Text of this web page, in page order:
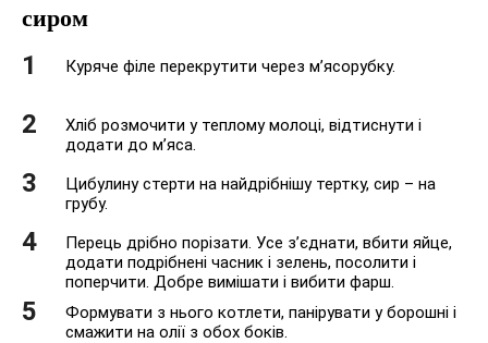
сиром
Куряче філе перекрутити через м’ясорубку.
Хліб розмочити у теплому молоці, відтиснути і
додати до м’яса.
Цибулину стерти на найдрібнішу тертку, сир – на
грубу.
Перець дрібно порізати. Усе з’єднати, вбити яйце,
додати подрібнені часник і зелень, посолити і
поперчити. Добре вимішати і вибити фарш.
Формувати з нього котлети, панірувати у борошні і
смажити на олії з обох боків.